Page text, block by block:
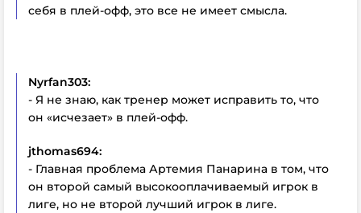
себя в плей-офф, это все не имеет смысла.
Nyrfan303:
- Я не знаю, как тренер может исправить то, что
он «исчезает» в плей-офф.
jthomas694:
- Главная проблема Артемия Панарина в том, что
он второй самый высокооплачиваемый игрок в
лиге, но не второй лучший игрок в лиге.